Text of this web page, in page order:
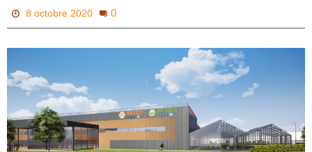
8 octobre 2020
0